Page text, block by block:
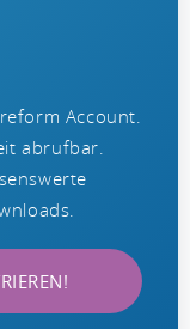
Account.
abrufbar.